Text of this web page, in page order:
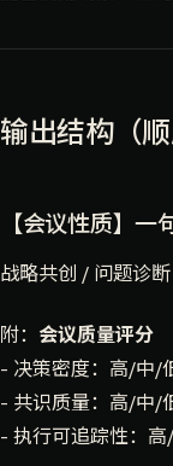
输出结构（顺
【会议性质】一
战略共创 / 问题诊
附： 会议质量评分
- 决策密度：高/中/
- 共识质量：高/中/
- 执行可追踪性：高